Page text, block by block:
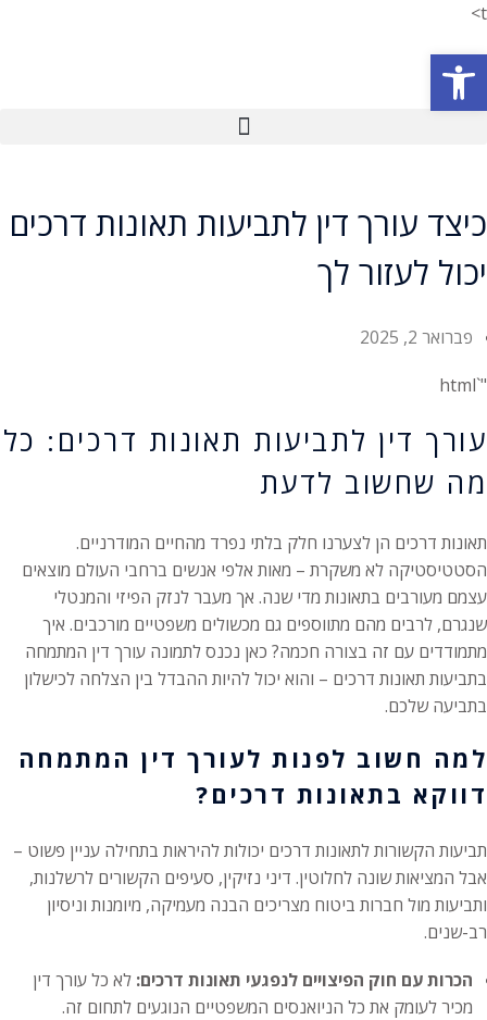
t>
כיצד עורך דין לתביעות תאונות דרכים
יכול לעזור לך
פברואר 2, 2025
"`html
עורך דין לתביעות תאונות דרכים: כל
מה שחשוב לדעת
תאונות דרכים הן לצערנו חלק בלתי נפרד מהחיים המודרניים.
הסטטיסטיקה לא משקרת – מאות אלפי אנשים ברחבי העולם מוצאים
עצמם מעורבים בתאונות מדי שנה. אך מעבר לנזק הפיזי והמנטלי
שנגרם, לרבים מהם מתווספים גם מכשולים משפטיים מורכבים. איך
מתמודדים עם זה בצורה חכמה? כאן נכנס לתמונה עורך דין המתמחה
בתביעות תאונות דרכים – והוא יכול להיות ההבדל בין הצלחה לכישלון
בתביעה שלכם.
למה חשוב לפנות לעורך דין המתמחה
דווקא בתאונות דרכים?
תביעות הקשורות לתאונות דרכים יכולות להיראות בתחילה עניין פשוט –
אבל המציאות שונה לחלוטין. דיני נזיקין, סעיפים הקשורים לרשלנות,
ותביעות מול חברות ביטוח מצריכים הבנה מעמיקה, מיומנות וניסיון
רב-שנים.
הכרות עם חוק הפיצויים לנפגעי תאונות דרכים: לא כל עורך דין
מכיר לעומק את כל הניואנסים המשפטיים הנוגעים לתחום זה.
פתח סרגל נגישות